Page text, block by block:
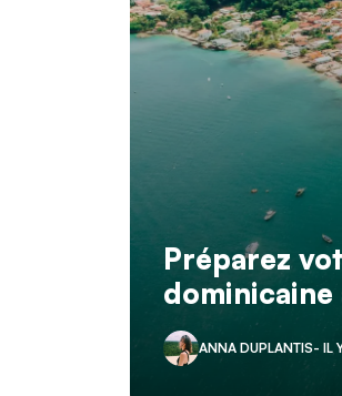
Préparez
dominicaine
ANNA DUPLANTIS- IL